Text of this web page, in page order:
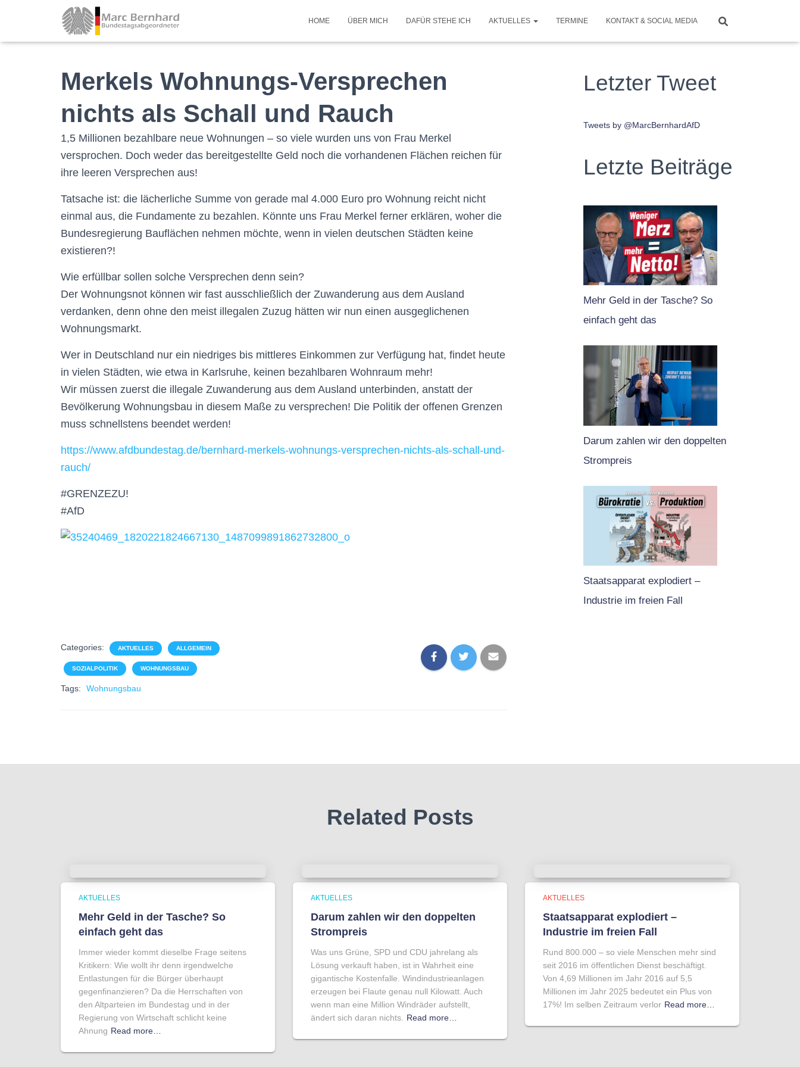
HOME ÜBER MICH DAFÜR STEHE ICH AKTUELLES TERMINE KONTAKT & SOCIAL MEDIA
Merkels Wohnungs-Versprechen
nichts als Schall und Rauch
1,5 Millionen bezahlbare neue Wohnungen – so viele wurden uns von Frau Merkel
versprochen. Doch weder das bereitgestellte Geld noch die vorhandenen Flächen reichen für
ihre leeren Versprechen aus!
Tatsache ist: die lächerliche Summe von gerade mal 4.000 Euro pro Wohnung reicht nicht
einmal aus, die Fundamente zu bezahlen. Könnte uns Frau Merkel ferner erklären, woher die
Bundesregierung Bauflächen nehmen möchte, wenn in vielen deutschen Städten keine
existieren?!
Wie erfüllbar sollen solche Versprechen denn sein?
Der Wohnungsnot können wir fast ausschließlich der Zuwanderung aus dem Ausland
verdanken, denn ohne den meist illegalen Zuzug hätten wir nun einen ausgeglichenen
Wohnungsmarkt.
Wer in Deutschland nur ein niedriges bis mittleres Einkommen zur Verfügung hat, findet heute
in vielen Städten, wie etwa in Karlsruhe, keinen bezahlbaren Wohnraum mehr!
Wir müssen zuerst die illegale Zuwanderung aus dem Ausland unterbinden, anstatt der
Bevölkerung Wohnungsbau in diesem Maße zu versprechen! Die Politik der offenen Grenzen
muss schnellstens beendet werden!
https://www.afdbundestag.de/bernhard-merkels-wohnungs-versprechen-nichts-als-schall-und-
rauch/
#GRENZEZU!
#AfD
Categories: AKTUELLES ALLGEMEIN
SOZIALPOLITIK WOHNUNGSBAU
Tags: Wohnungsbau
Letzter Tweet
Tweets by @MarcBernhardAfD
Letzte Beiträge
Mehr Geld in der Tasche? So
einfach geht das
Darum zahlen wir den doppelten
Strompreis
Staatsapparat explodiert –
Industrie im freien Fall
Related Posts
AKTUELLES
Mehr Geld in der Tasche? So
einfach geht das
Immer wieder kommt dieselbe Frage seitens
Kritikern: Wie wollt ihr denn irgendwelche
Entlastungen für die Bürger überhaupt
gegenfinanzieren? Da die Herrschaften von
den Altparteien im Bundestag und in der
Regierung von Wirtschaft schlicht keine
Ahnung Read more…
AKTUELLES
Darum zahlen wir den doppelten
Strompreis
Was uns Grüne, SPD und CDU jahrelang als
Lösung verkauft haben, ist in Wahrheit eine
gigantische Kostenfalle. Windindustrieanlagen
erzeugen bei Flaute genau null Kilowatt. Auch
wenn man eine Million Windräder aufstellt,
ändert sich daran nichts.
Read more…
AKTUELLES
Staatsapparat explodiert –
Industrie im freien Fall
Rund 800.000 – so viele Menschen mehr sind
seit 2016 im öffentlichen Dienst beschäftigt.
Von 4,69 Millionen im Jahr 2016 auf 5,5
Millionen im Jahr 2025 bedeutet ein Plus von
17%! Im selben Zeitraum verlor Read more…